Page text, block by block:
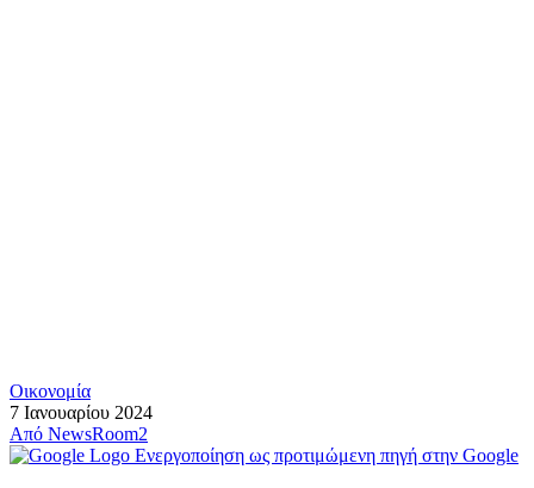
Οικονομία
7 Ιανουαρίου 2024
Από NewsRoom2
Ενεργοποίηση ως προτιμώμενη πηγή στην Google